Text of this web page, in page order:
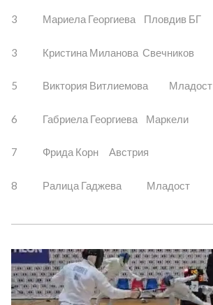
3 Мариела Георгиева Пловдив БГ
3 Кристина Миланова Свечников
5 Виктория Витлиемова Младост
6 Габриела Георгиева Маркели
7 Фрида Корн Австрия
8 Ралица Гаджева Младост